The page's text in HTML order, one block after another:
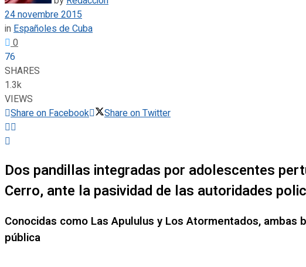
24 novembre 2015
inEspañoles de Cuba
0
76
SHARES
1.3k
VIEWS
Share on Facebook
Share on Twitter
Dos pandillas integradas por adolescentes
Cerro, ante la pasividad de las autoridades
Conocidas como Las Apululus y Los Atormentados,
pública